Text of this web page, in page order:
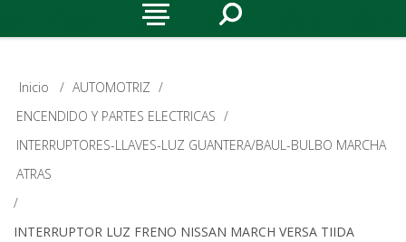
Inicio / AUTOMOTRIZ /
ENCENDIDO Y PARTES ELECTRICAS /
INTERRUPTORES-LLAVES-LUZ GUANTERA/BAUL-BULBO MARCHA
ATRAS
/
INTERRUPTOR LUZ FRENO NISSAN MARCH VERSA TIIDA